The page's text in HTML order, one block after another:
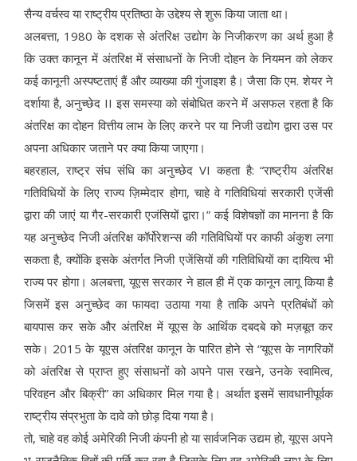
सैन्य वर्चस्व या राष्ट्रीय प्रतिष्ठा के उद्देश्य से शुरू किया जाता था।
अलबत्ता, 1980 के दशक से अंतरिक्ष उद्योग के निजीकरण का अर्थ हुआ है
कि उक्त कानून में अंतरिक्ष में संसाधनों के निजी दोहन के नियमन को लेकर
कई कानूनी अस्पष्टताएं हैं और व्याख्या की गुंजाइश है। जैसा कि एम. शेयर ने
दर्शाया है, अनुच्छेद II इस समस्या को संबोधित करने में असफल रहता है कि
अंतरिक्ष का दोहन वित्तीय लाभ के लिए करने पर या निजी उद्योग द्वारा उस पर
अपना अधिकार जताने पर क्या किया जाएगा।
बहरहाल, राष्ट्र संघ संधि का अनुच्छेद VI कहता है: “राष्ट्रीय अंतरिक्ष
गतिविधियों के लिए राज्य ज़िम्मेदार होगा, चाहे वे गतिविधियां सरकारी एजेंसी
द्वारा की जाएं या गैर-सरकारी एजंसियों द्वारा।” कई विशेषज्ञों का मानना है कि
यह अनुच्छेद निजी अंतरिक्ष कॉर्पोरेशन्स की गतिविधियों पर काफी अंकुश लगा
सकता है, क्योंकि इसके अंतर्गत निजी एजेंसियों की गतिविधियों का दायित्व भी
राज्य पर होगा। अलबत्ता, यूएस सरकार ने हाल ही में एक कानून लागू किया है
जिसमें इस अनुच्छेद का फायदा उठाया गया है ताकि अपने प्रतिबंधों को
बायपास कर सके और अंतरिक्ष में यूएस के आर्थिक दबदबे को मज़बूत कर
सके। 2015 के यूएस अंतरिक्ष कानून के पारित होने से “यूएस के नागरिकों
को अंतरिक्ष से प्राप्त हुए संसाधनों को अपने पास रखने, उनके स्वामित्व,
परिवहन और बिक्री” का अधिकार मिल गया है। अर्थात इसमें सावधानीपूर्वक
राष्ट्रीय संप्रभुता के दावे को छोड़ दिया गया है।
तो, चाहे वह कोई अमेरिकी निजी कंपनी हो या सार्वजनिक उद्यम हो, यूएस अपने